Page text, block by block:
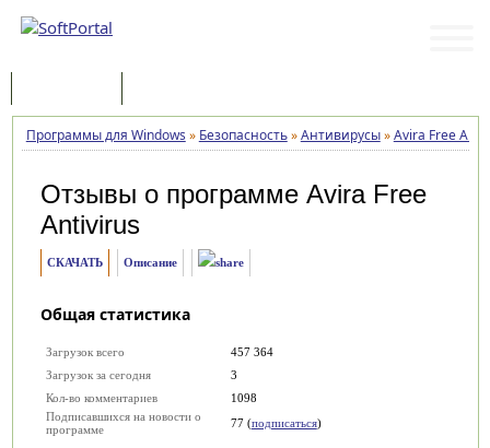
Программы для Windows » Безопасность»Антивирусы»Avira Free
Отзывы о программе Avira Free
Antivirus
СКАЧАТЬ Описание
Общая статистика
Загрузок всего
457 364
Загрузок за сегодня
3
Кол-во комментариев
1098
Подписавшихся на новости о
программе
77 (подписаться)